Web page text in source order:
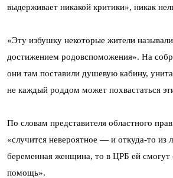
выдерживает никакой критики», никак
«Эту избушку некоторые жители
достижением родовспоможения». На
они там поставили душевую кабину,
не каждый роддом может похвастаться
По словам представителя областного
«случится невероятное — и откуда-то из
беременная женщина, то в ЦРБ ей смогут
помощь».